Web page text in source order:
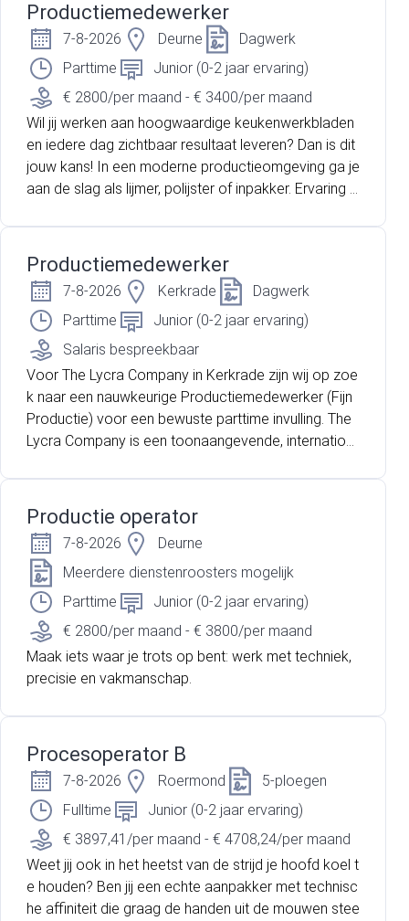
komen.
Productiemedewerker
7-8-2026 Deurne
Dagwerk
Parttime
Junior (0-2 jaar ervaring)
€ 2800/per maand - € 3400/per maand
Wil jij werken aan hoogwaardige keukenwerkbladen
en iedere dag zichtbaar resultaat leveren? Dan is dit
jouw kans! In een moderne productieomgeving ga je
aan de slag als lijmer, polijster of inpakker. Ervaring is
k.
Productiemedewerker
7-8-2026 Kerkrade
Dagwerk
Parttime
Junior (0-2 jaar ervaring)
Salaris bespreekbaar
Voor The Lycra Company in Kerkrade zijn wij op zoe
k naar een nauwkeurige Productiemedewerker (Fijn
Productie) voor een bewuste parttime invulling. The
Lycra Company is een toonaangevende, internation
en de schone en moderne productielocatie in Kerkr
ade staat een groot sociaal karakter centraal. Er he
erst een prettige, collegiale werksfeer waar medew
erkers zich snel thuis voelen. Ben jij op zoek naar ee
n stabiele parttime baan die je perfect kunt combine
ren met een studie, gezin, hobby's of ander werk? D
an is dit de ideale kans voor jou. Als Productiemede
werker ben je dagelijks verantwoordelijk voor het uit
erst nauwkeurig verwerken van hoogwaardige elasti
sche garens. Je start je werkdag vroeg in de ochten
al rond 11:00 uur. Dit zorgt voor een perfecte balans
tussen werk en vrije tijd. De functie wordt uitgevoerd
van maandag tot en met vrijdag en betreft een struc
turele aanstelling voor gemiddeld 20 uur per week. J
e werkt in een schone, rustige en prettige werkomge
ving waar oog voor detail en kwaliteit belangrijk zijn.
Productie operator
7-8-2026
Deurne
Meerdere dienstenroosters mogelijk
Parttime
Junior (0-2 jaar ervaring)
€ 2800/per maand - € 3800/per maand
Maak iets waar je trots op bent: werk met techniek,
precisie en vakmanschap.
Procesoperator B
7-8-2026 Roermond
5-ploegen
Fulltime
Junior (0-2 jaar ervaring)
€ 3897,41/per maand - € 4708,24/per maand
Weet jij ook in het heetst van de strijd je hoofd koel t
e houden? Ben jij een echte aanpakker met technisc
he affiniteit die graag de handen uit de mouwen stee